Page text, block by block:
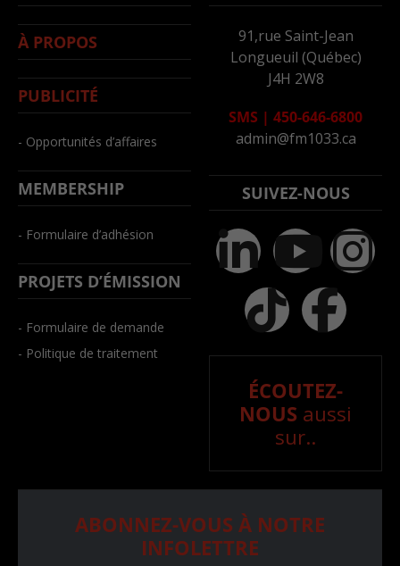
À PROPOS
PUBLICITÉ
- Opportunités d’affaires
MEMBERSHIP
- Formulaire d’adhésion
PROJETS D’ÉMISSION
- Formulaire de demande
- Politique de traitement
91,rue Saint-Jean
Longueuil (Québec)
J4H 2W8
SMS | 450-646-6800
admin@fm1033.ca
SUIVEZ-NOUS
ÉCOUTEZ-
NOUS aussi
sur..
ABONNEZ-VOUS À NOTRE
INFOLETTRE